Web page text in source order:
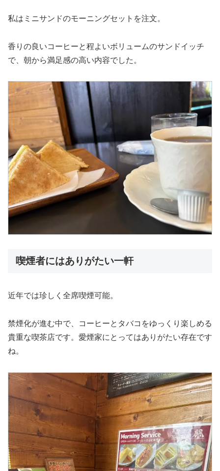
私はミニサンドのモーニングセットを注文。
香りの良いコーヒーと程よいボリュームのサンドイッチ
で、朝から満足感の高い内容でした。
喫煙者にはありがたい一軒
近年では珍しく全席喫煙可能。
禁煙化が進む中で、コーヒーとタバコをゆっくり楽しめる
貴重な喫茶店です。愛煙家にとってはありがたい存在です
ね。